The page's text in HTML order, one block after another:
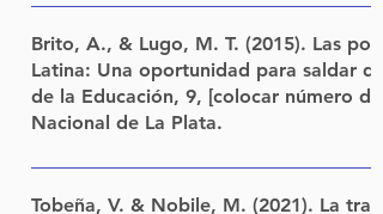
En revista Propuesta Educativa, Año 31,
Argentina.
Brito, A., & Lugo, M. T. (2015). Las
Latina: Una oportunidad para saldar
de la Educación, 9, [colocar número
Nacional de La Plata.
LINK
Tobeña, V. & Nobile, M. (2021). La